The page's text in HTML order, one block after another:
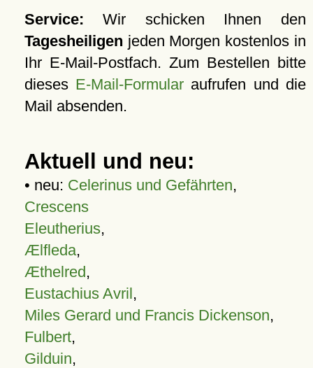
Service: Wir schicken Ihnen den
Tagesheiligen jeden Morgen kostenlos in
Ihr E-Mail-Postfach. Zum Bestellen bitte
dieses E-Mail-Formular aufrufen und die
Mail absenden.
Aktuell und neu:
• neu: Celerinus und Gefährten,
Crescens
Eleutherius,
Ælfleda,
Æthelred,
Eustachius Avril,
Miles Gerard und Francis Dickenson,
Fulbert,
Gilduin,